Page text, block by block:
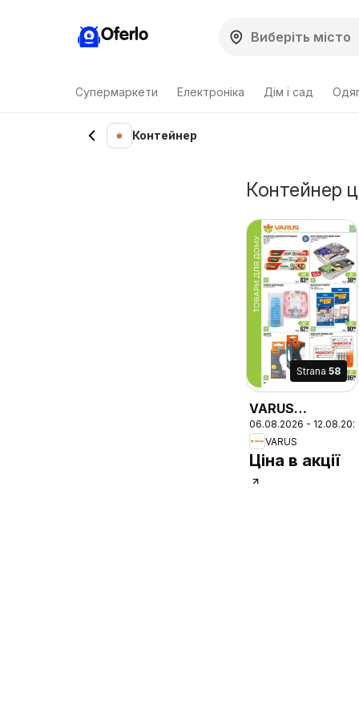
Oferlo
Супермаркети Електроніка Дім і сад
Контейнер
Контейнер
Strana 58
VARUS
Різномаїжжя
щодня
06.08.2026 - 12.08.2026
VARUS
Ціна в акції